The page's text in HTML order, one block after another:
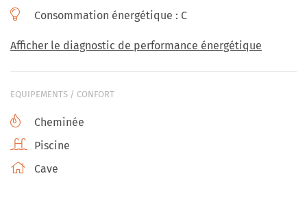
Consommation énergétique : C
Afficher le diagnostic de performance énergétique
EQUIPEMENTS / CONFORT
Cheminée
Piscine
Cave